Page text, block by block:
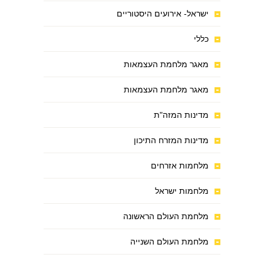
ישראל- אירועים היסטוריים
כללי
מאגר מלחמת העצמאות
מאגר מלחמת העצמאות
מדינות המזה"ת
מדינות המזרח התיכון
מלחמות אזרחים
מלחמות ישראל
מלחמת העולם הראשונה
מלחמת העולם השנייה